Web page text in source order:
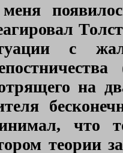
с
на
что
теории